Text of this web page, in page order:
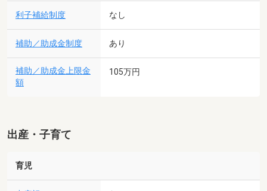
利子補給制度 なし
補助／助成金制度 あり
補助／助成金上限金
額
105万円
出産・子育て
育児